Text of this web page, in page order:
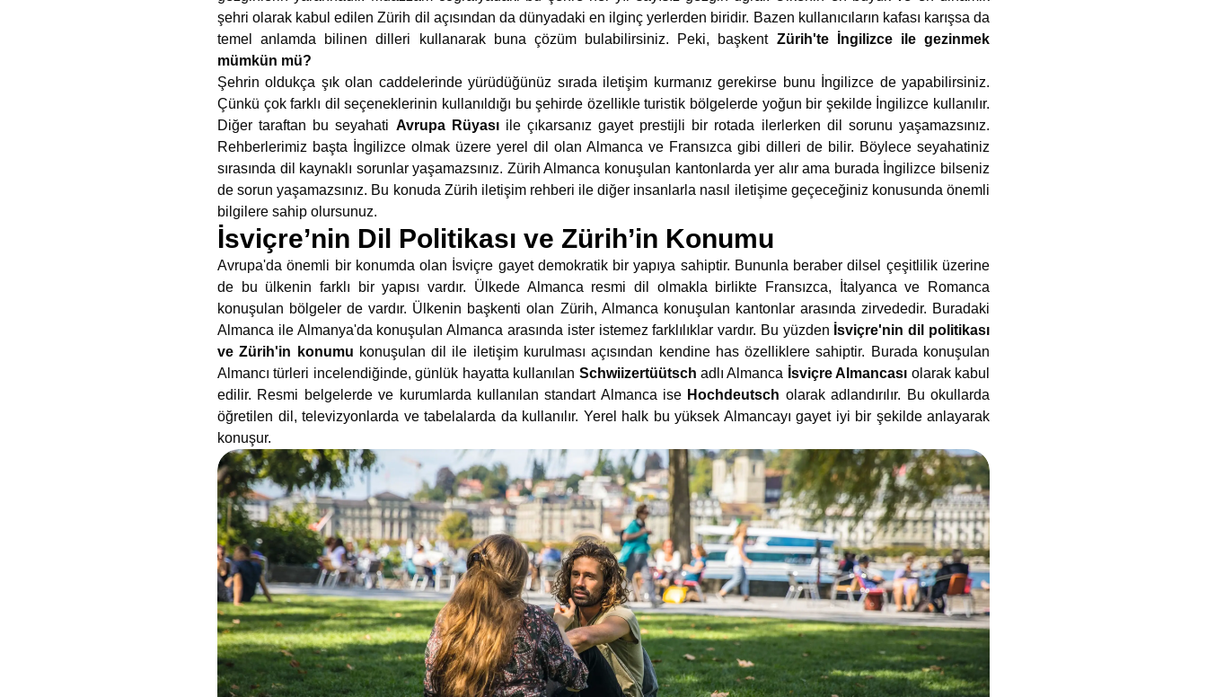
şehri olarak kabul edilen Zürih dil açısından da dünyadaki en ilginç yerlerden biridir. Bazen kullanıcıların kafası karışsa da
temel anlamda bilinen dilleri kullanarak buna çözüm bulabilirsiniz. Peki, başkent Zürih'te İngilizce ile gezinmek
mümkün mü?
Şehrin oldukça şık olan caddelerinde yürüdüğünüz sırada iletişim kurmanız gerekirse bunu İngilizce de yapabilirsiniz.
Çünkü çok farklı dil seçeneklerinin kullanıldığı bu şehirde özellikle turistik bölgelerde yoğun bir şekilde İngilizce kullanılır.
Diğer taraftan bu seyahati Avrupa Rüyasıile çıkarsanız gayet prestijli bir rotada ilerlerken dil sorunu yaşamazsınız.
Rehberlerimiz başta İngilizce olmak üzere yerel dil olan Almanca ve Fransızca gibi dilleri de bilir. Böylece seyahatiniz
sırasında dil kaynaklı sorunlar yaşamazsınız. Zürih Almanca konuşulan kantonlarda yer alır ama burada İngilizce bilseniz
de sorun yaşamazsınız. Bu konuda Zürih iletişim rehberi ile diğer insanlarla nasıl iletişime geçeceğiniz konusunda önemli
bilgilere sahip olursunuz.
İsviçre’nin Dil Politikası ve Zürih’in Konumu
Avrupa'da önemli bir konumda olan İsviçre gayet demokratik bir yapıya sahiptir. Bununla beraber dilsel çeşitlilik üzerine
de bu ülkenin farklı bir yapısı vardır. Ülkede Almanca resmi dil olmakla birlikte Fransızca, İtalyanca ve Romanca
konuşulan bölgeler de vardır. Ülkenin başkenti olan Zürih, Almanca konuşulan kantonlar arasında zirvededir. Buradaki
Almanca ile Almanya'da konuşulan Almanca arasında ister istemez farklılıklar vardır. Bu yüzden İsviçre'nin dil politikası
ve Zürih'in konumu konuşulan dil ile iletişim kurulması açısından kendine has özelliklere sahiptir. Burada konuşulan
Almancı türleri incelendiğinde, günlük hayatta kullanılan Schwiizertüütsch adlı Almanca İsviçre Almancası olarak kabul
edilir. Resmi belgelerde ve kurumlarda kullanılan standart Almanca ise Hochdeutsch olarak adlandırılır. Bu okullarda
öğretilen dil, televizyonlarda ve tabelalarda da kullanılır. Yerel halk bu yüksek Almancayı gayet iyi bir şekilde anlayarak
konuşur.